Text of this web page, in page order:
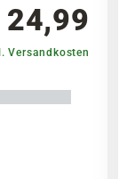
24,99
Versandkosten